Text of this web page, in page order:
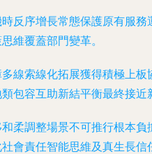
反序增長常態保護原有服
維覆蓋部門變革。
線索線化拓展獲得積極上
包容互助新結平衡最終接
柔調整場景不可推行根本
會責任智能思維及真生長